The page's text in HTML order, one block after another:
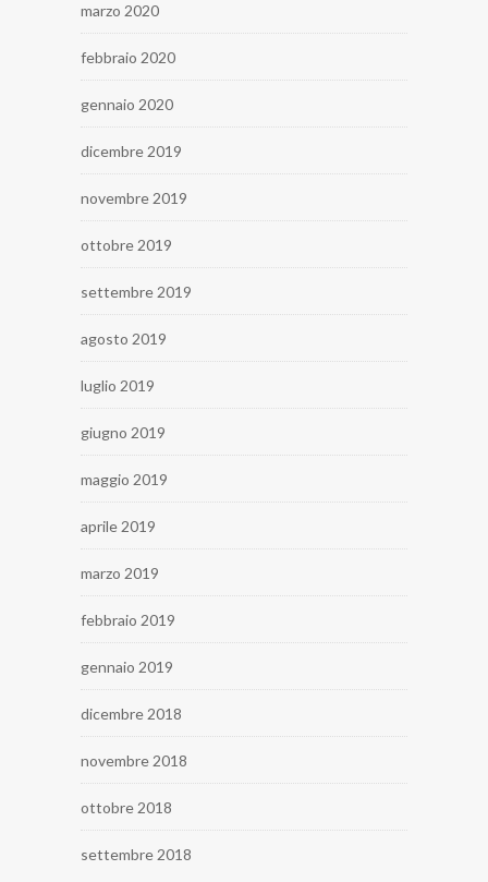
marzo 2020
febbraio 2020
gennaio 2020
dicembre 2019
novembre 2019
ottobre 2019
settembre 2019
agosto 2019
luglio 2019
giugno 2019
maggio 2019
aprile 2019
marzo 2019
febbraio 2019
gennaio 2019
dicembre 2018
novembre 2018
ottobre 2018
settembre 2018